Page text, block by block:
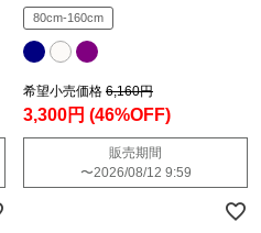
80cm-160cm
希望小売価格 6,160円
3,300円 (46%OFF)
販売期間
〜2026/08/12 9:59